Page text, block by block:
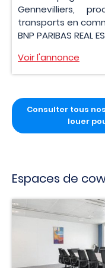
Gennevilliers,
transports en
BNP PARIBAS REAL
Voir l'annonce
Consulter tous
louer
Espaces de